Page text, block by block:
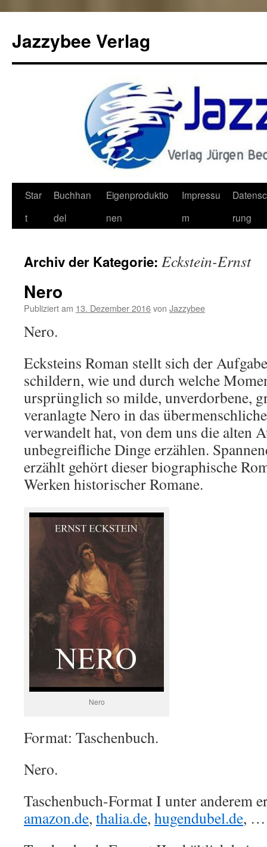
Jazzybee Verlag
Zum
Inhalt
Star
t
Buchhan
del
Eigenproduktio
nen
Impressu
m
rung
Archiv der Kategorie: Eckstein-Ernst
Nero
Publiziert am 13. Dezember 2016von Jazzybee
Nero.
Ecksteins Roman stellt sich der
schildern, wie und durch welche
ursprünglich so milde, unverdorbene,
veranlagte Nero in das
verwandelt hat, von dem uns die alten
unbegreifliche Dinge erzählen.
erzählt gehört dieser biographische
Werken historischer Romane.
Nero
Format: Taschenbuch.
Nero.
Taschenbuch-Format I unter anderem
amazon.de, thalia.de, hugendubel.de, …